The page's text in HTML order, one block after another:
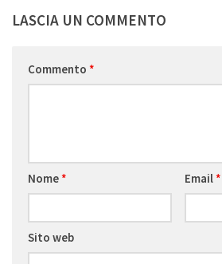
LASCIA UN COMMENTO
Commento *
Nome* Email*
Sito web